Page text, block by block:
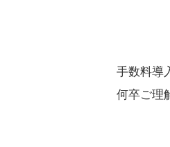
手数料導
何卒ご理